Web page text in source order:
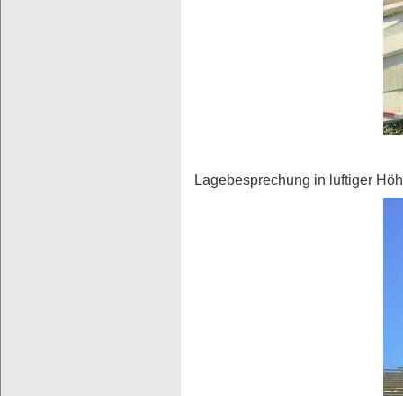
Lagebesprechung in luftiger